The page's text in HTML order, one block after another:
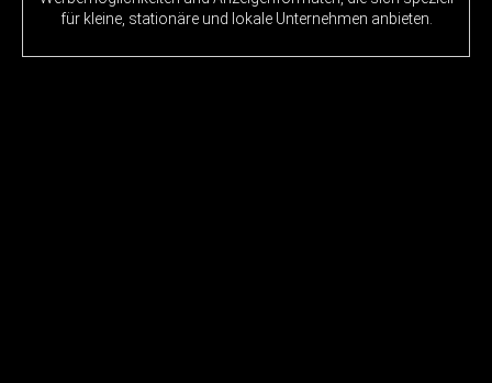
für kleine, stationäre und lokale Unternehmen anbieten.